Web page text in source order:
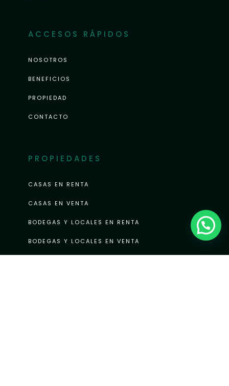
ACCESOS RÁPIDOS
NOSOTROS
BENEFICIOS
PROPIEDAD
CONTACTO
PROPIEDADES
CASAS EN RENTA
CASAS EN VENTA
BODEGAS Y LOCALES EN RENTA
BODEGAS Y LOCALES EN VENTA